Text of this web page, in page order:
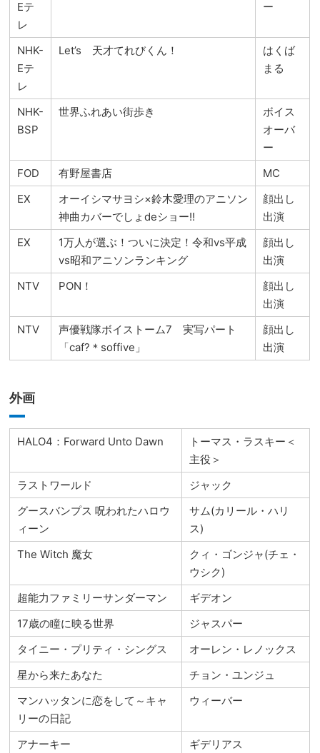
Eテ
レ
ー
NHK-
Eテ
レ
Let’s 天才てれびくん！
はくば
まる
NHK-
BSP
世界ふれあい街歩き
ボイス
オーバ
ー
FOD
有野屋書店
MC
EX
オーイシマサヨシ×鈴木愛理のアニソン
神曲カバーでしょdeショー!!
顔出し
出演
EX
1万人が選ぶ！ついに決定！令和vs平成
vs昭和アニソンランキング
顔出し
出演
NTV
PON！
顔出し
出演
NTV
声優戦隊ボイストーム7 実写パート
「caf?＊soffive」
顔出し
出演
外画
HALO4：Forward Unto Dawn
トーマス・ラスキー＜
主役＞
ラストワールド
ジャック
グースバンプス 呪われたハロウ
ィーン
サム(カリール・ハリ
ス)
The Witch 魔女
クィ・ゴンジャ(チェ・
ウシク)
超能力ファミリーサンダーマン
ギデオン
17歳の瞳に映る世界
ジャスパー
タイニー・プリティ・シングス
オーレン・レノックス
星から来たあなた
チョン・ユンジュ
マンハッタンに恋をして～キャ
リーの日記
ウィーバー
アナーキー
ギデリアス